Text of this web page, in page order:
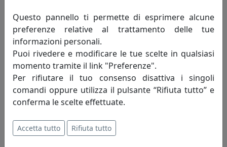
CANDELIERE A 2 FIAMME SOLITARIO, IN CRISTALLO, CODICE
Ottaviani
Questo pannello ti permette di esprimere alcune
preferenze relative al trattamento delle tue
informazioni personali.
Puoi rivedere e modificare le tue scelte in qualsiasi
momento tramite il link "Preferenze".
Per rifiutare il tuo consenso disattiva i singoli
comandi oppure utilizza il pulsante “Rifiuta tutto” e
conferma le scelte effettuate.
Accetta tutto Rifiuta tutto